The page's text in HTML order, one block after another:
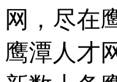
网，尽在
鹰潭人才